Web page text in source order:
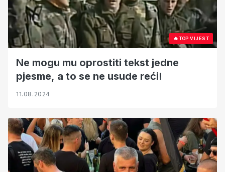
🔥TOP VIJEST
Ne mogu mu oprostiti tekst jedne
pjesme, a to se ne usude reći!
11.08.2024